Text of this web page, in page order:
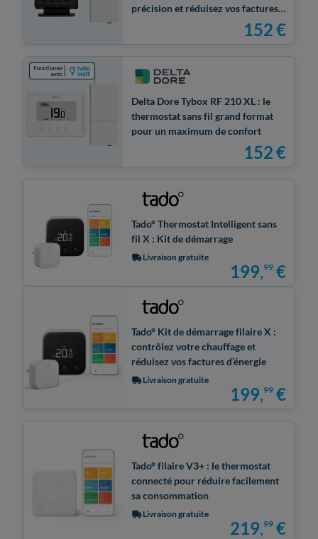
précision et réduisez vos factures
152€
Delta Dore Tybox RF 210 XL : le
thermostat sans fil grand format
pour un maximum de confort
152€
Tado° Thermostat Intelligent sans
fil X : Kit de démarrage
Livraison gratuite
199,99 €
Tado° Kit de démarrage filaire X :
contrôlez votre chauffage et
réduisez vos factures d’énergie
Livraison gratuite
199,99 €
Tado° filaire V3+ : le thermostat
connecté pour réduire facilement
sa consommation
Livraison gratuite
219,99 €